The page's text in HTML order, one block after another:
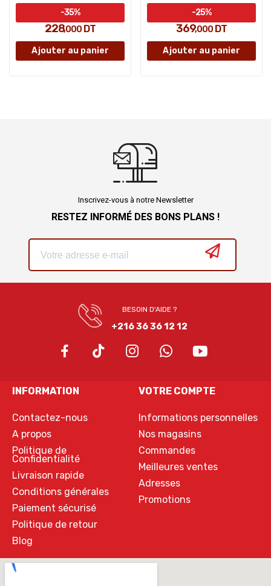
228,000 DT
-35%
Ajouter au panier
369,000 DT
-25%
Ajouter au panier
Inscrivez-vous à notre Newsletter
RESTEZ INFORMÉ DES BONS PLANS !
BESOIN D'AIDE ?
+216 36 36 12 12
INFORMATION
Contactez-nous
A propos
Politique de
Confidentialité
Livraison rapide
Conditions générales
Paiement sécurisé
Politique de retour
Blog
VOTRE COMPTE
Informations personnelles
Nos magasins
Commandes
Meilleures ventes
Adresses
Promotions